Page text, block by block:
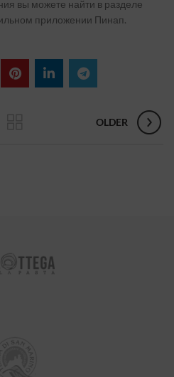
вы можете найти в разделе
приложении Пинап.
OLDER